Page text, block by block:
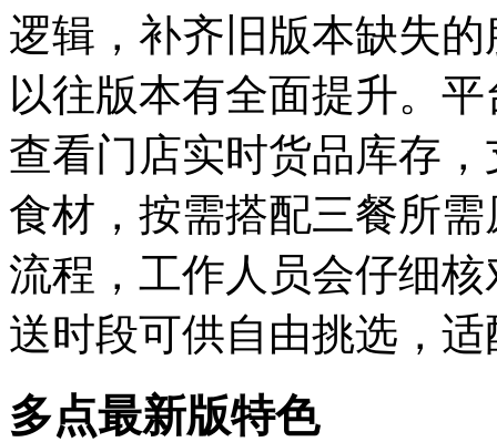
逻辑，补齐旧版本缺失
以往版本有全面提升。
查看门店实时货品库存
食材，按需搭配三餐所
流程，工作人员会仔细
送时段可供自由挑选，
多点最新版特色